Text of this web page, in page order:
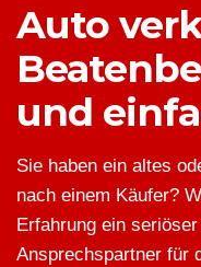
Auto
und
Sie haben ein altes
nach einem Käufer?
Erfahrung ein
Ansprechspartner für